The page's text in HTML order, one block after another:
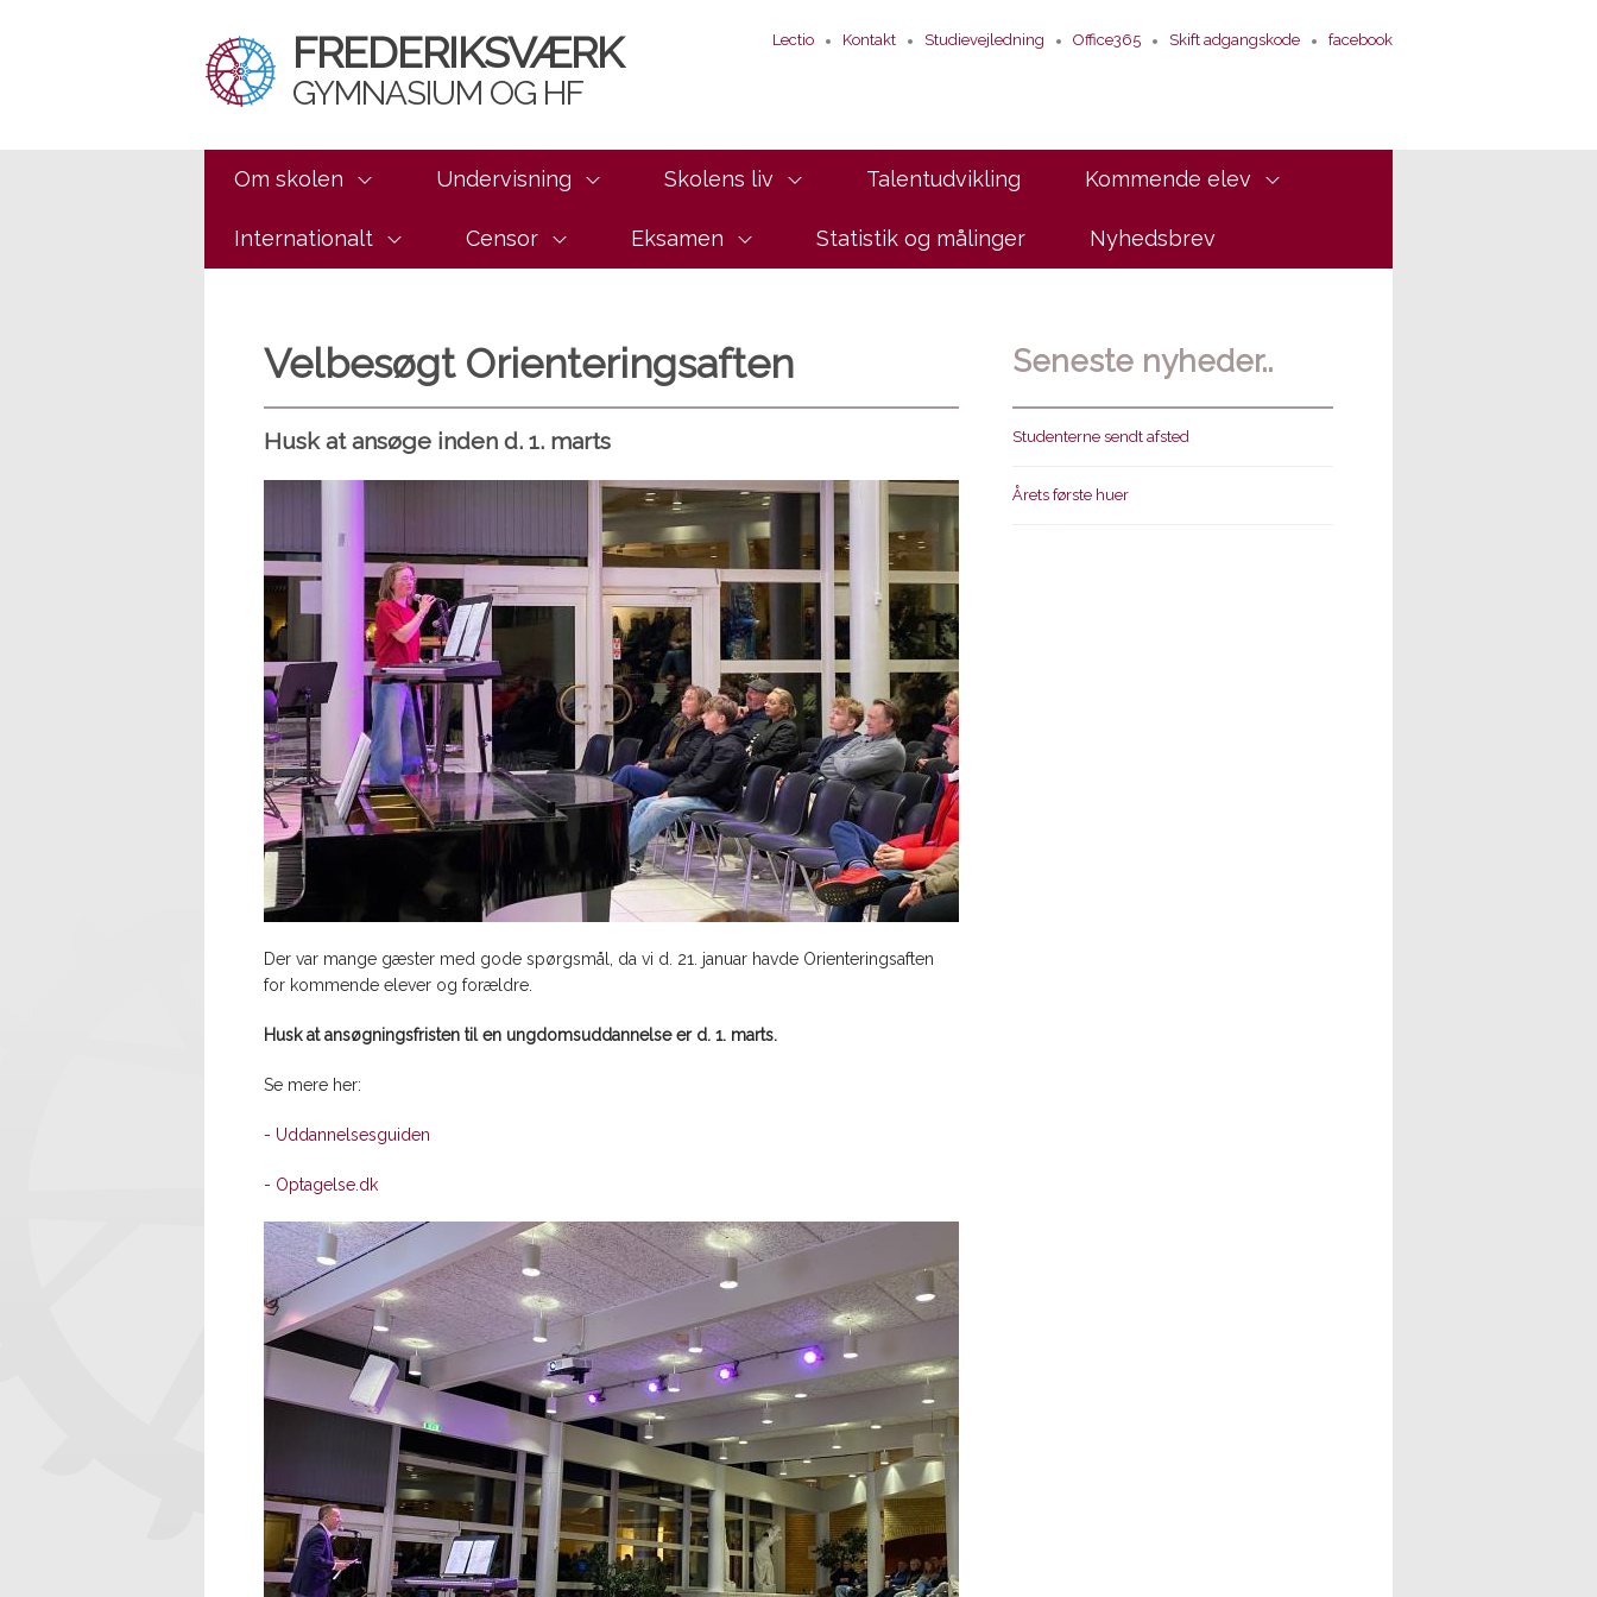
FREDERIKSVÆRK
GYMNASIUM OG HF
Lectio Kontakt Studievejledning Office365 Skift adgangskode facebook
Om skolen Undervisning Skolens liv Talentudvikling Kommende elev
Internationalt Censor Eksamen Statistik og målinger Nyhedsbrev
Velbesøgt Orienteringsaften
Husk at ansøge inden d. 1. marts
Der var mange gæster med gode spørgsmål, da vi d. 21. januar havde Orienteringsaften
for kommende elever og forældre.
Husk at ansøgningsfristen til en ungdomsuddannelse er d. 1. marts.
Se mere her:
- Uddannelsesguiden
- Optagelse.dk
Seneste nyheder..
Studenterne sendt afsted
Årets første huer